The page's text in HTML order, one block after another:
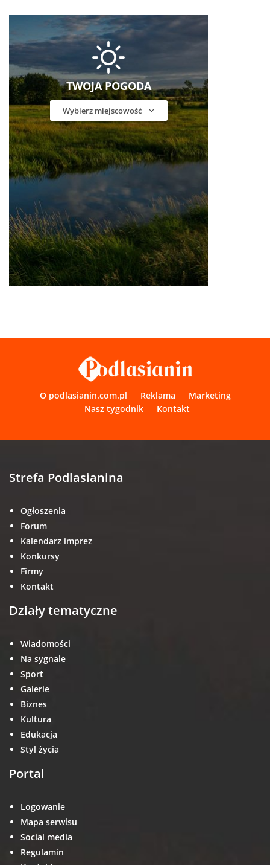
TWOJA POGODA
Wybierz miejscowość
O podlasianin.com.pl Reklama
Marketing
Nasz tygodnik
Kontakt
Strefa Podlasianina
Ogłoszenia
Forum
Kalendarz imprez
Konkursy
Firmy
Kontakt
Działy tematyczne
Wiadomości
Na sygnale
Sport
Galerie
Biznes
Kultura
Edukacja
Styl życia
Portal
Logowanie
Mapa serwisu
Social media
Regulamin